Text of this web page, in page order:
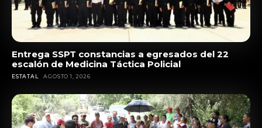
Entrega SSPT constancias a egresados del 22
escalón de Medicina Táctica Policial
ESTATAL AGOSTO 1, 2026